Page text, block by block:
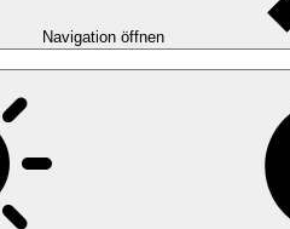
Navigation öffnen